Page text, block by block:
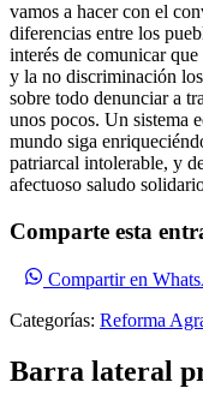
vamos a hacer con el
diferencias entre los
interés de comunicar
y la no discriminación los
sobre todo denunciar a
unos pocos. Un sistema
mundo siga
patriarcal intolerable, y
afectuoso saludo
Comparte esta
Compartir en
Categorías: Reforma
Barra lateral